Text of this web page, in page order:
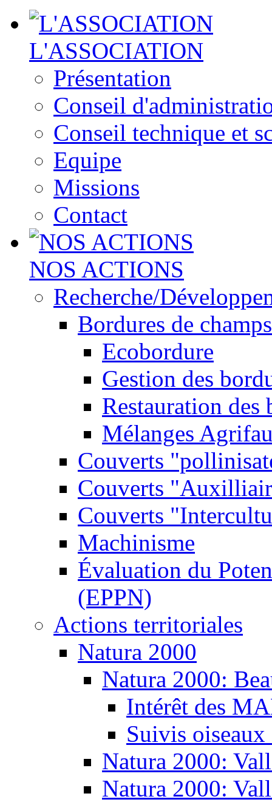
L'ASSOCIATION
Présentation
Conseil
Conseil technique et
Equipe
Missions
Contact
NOS ACTIONS
Recherche/
Bordures de champs
Ecobordure
Gestion des
Restauration des
Mélanges
Couverts
Couverts
Couverts
Machinisme
Évaluation du
(EPPN)
Actions territoriales
Natura 2000
Natura 2000:
Intérêt des
Suivis oiseaux
Natura 2000:
Natura 2000: